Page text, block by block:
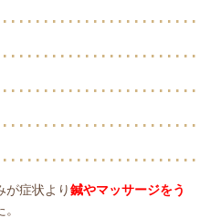
が症状より鍼やマッサージをう